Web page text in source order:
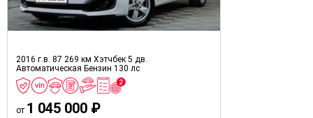
2016 г.в. 87 269 км Хэтчбек 5 дв.
Автоматическая Бензин 130 лс
от 1 045 000 ₽